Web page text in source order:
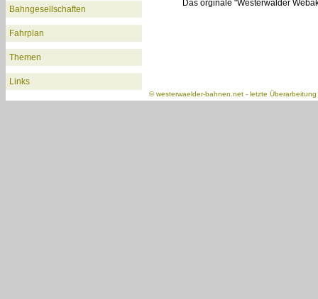
Bahngesellschaften
Fahrplan
Themen
Links
Das orginale "Westerwälder
©westerwaelder-bahnen.net - letzte